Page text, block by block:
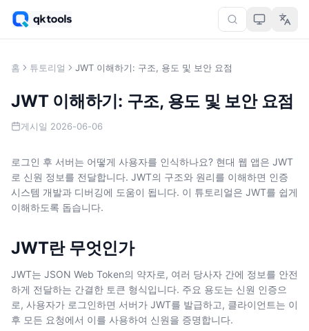
홈 튜토리얼 JWT 이해하기: 구조, 용도 및 보안 요점
JWT 이해하기: 구조, 용도 및 보안 요점
게시일 2026-06-06
로그인 후 서버는 어떻게 사용자를 인식하나요? 현대 웹 앱은 JWT
로 신원 정보를 전달합니다. JWT의 구조와 원리를 이해하면 인증
시스템 개발과 디버깅에 도움이 됩니다. 이 튜토리얼은 JWT를 쉽게
이해하도록 돕습니다.
JWT란 무엇인가
JWT는 JSON Web Token의 약자로, 여러 당사자 간에 정보를 안전
하게 전달하는 간결한 토큰 형식입니다. 주요 용도는 신원 인증으
로, 사용자가 로그인하면 서버가 JWT를 발급하고, 클라이언트는 이
후 모든 요청에서 이를 사용하여 신원을 증명합니다.